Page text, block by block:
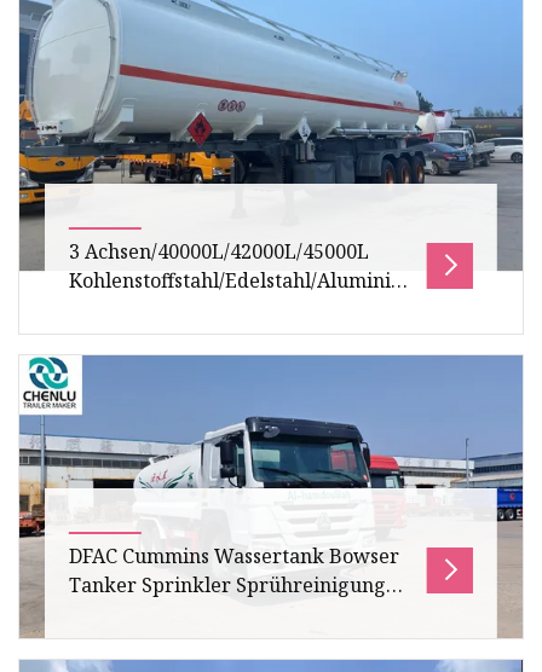
3 Achsen/40000L/42000L/45000L
Kohlenstoffstahl/Edelstahl/Aluminiumlegierung
den Transport von
3 Achsen/40000L/42000L/45000L
Kohlenstoffstahl/Edelstahl/Aluminiumlegierung
Tank/Tankwagen-Sattelauflieger für den Trans
DFAC Cummins Wassertank Bowser
Tanker Sprinkler Sprühreinigung